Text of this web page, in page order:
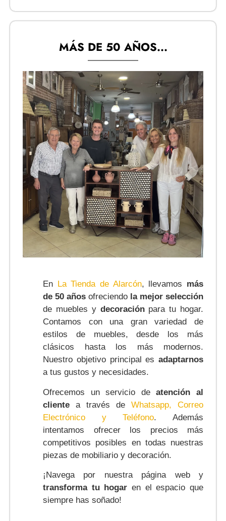
MÁS DE 50 AÑOS...
En La Tienda de Alarcón, llevamos más
de 50 años ofreciendo la mejor selección
de muebles y decoración para tu hogar.
Contamos con una gran variedad de
estilos de muebles, desde los más
clásicos hasta los más modernos.
Nuestro objetivo principal es adaptarnos
a tus gustos y necesidades.
Ofrecemos un servicio deatención al
cliente a través de Whatsapp, Correo
Electrónico y Teléfono. Además
intentamos ofrecer los precios más
competitivos posibles en todas nuestras
piezas de mobiliario y decoración.
¡Navega por nuestra página web y
transforma tu hogar en el espacio que
siempre has soñado!